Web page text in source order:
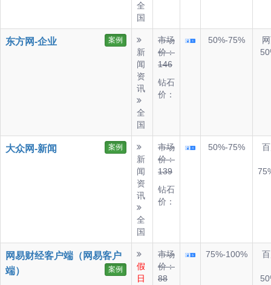
全
国
东方网-企业 案例
新
闻
资
讯
全
国
市场
价：
146
钻石
价：
50%-75%
大众网-新闻 案例
新
闻
资
讯
全
国
市场
价：
139
钻石
价：
50%-75%
网易财经客户端（网易客户
端）
案例
假
日
市场
价：
88
75%-100%